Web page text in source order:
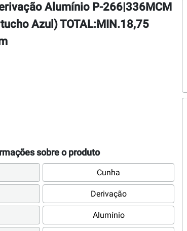
Alumínio P-266|336MCM
Azul) TOTAL:MIN.18,75
sobre o produto
Cunha
Derivação
Alumínio